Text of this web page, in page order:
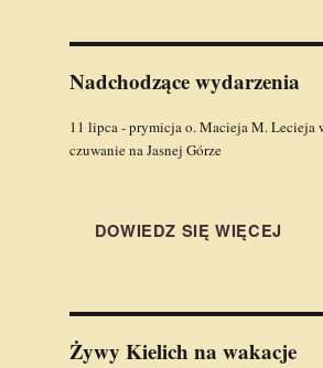
Nadchodzące wydarzenia
11 lipca - prymicja o. Macieja M. Lecieja
czuwanie na Jasnej Górze
DOWIEDZ SIĘ WIĘCEJ
Żywy Kielich na wakacje